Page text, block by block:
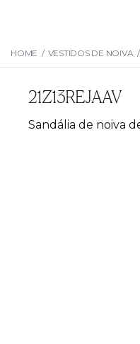
HOME / VESTIDOS DE NOIVA /
21Z13REJAAV
Sandália de noiva